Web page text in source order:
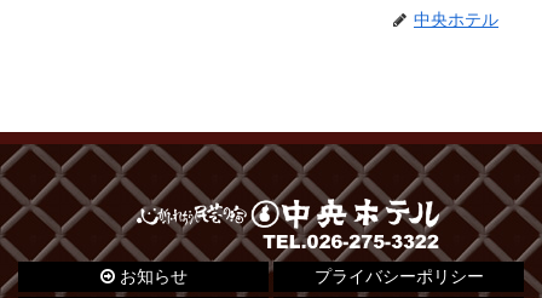
中央ホテル
お知らせ プライバシーポリシー